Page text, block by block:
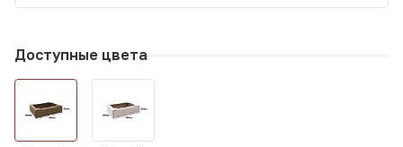
Доступные цвета